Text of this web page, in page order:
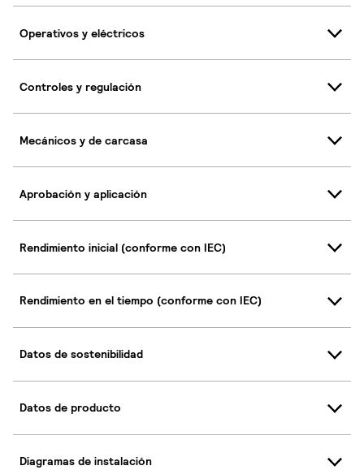
Operativos y eléctricos
Controles y regulación
Mecánicos y de carcasa
Aprobación y aplicación
Rendimiento inicial (conforme con IEC)
Rendimiento en el tiempo (conforme con IEC)
Datos de sostenibilidad
Datos de producto
Diagramas de instalación